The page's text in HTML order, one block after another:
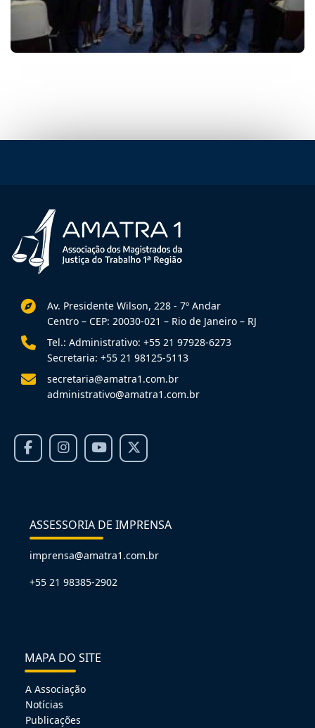
Av. Presidente Wilson, 228 - 7º Andar
Centro – CEP: 20030-021 – Rio de Janeiro – RJ
Tel.: Administrativo: +55 21 97928-6273
Secretaria: +55 21 98125-5113
secretaria@amatra1.com.br
administrativo@amatra1.com.br
ASSESSORIA DE IMPRENSA
imprensa@amatra1.com.br
+55 21 98385-2902
MAPA DO SITE
A Associação
Notícias
Publicações